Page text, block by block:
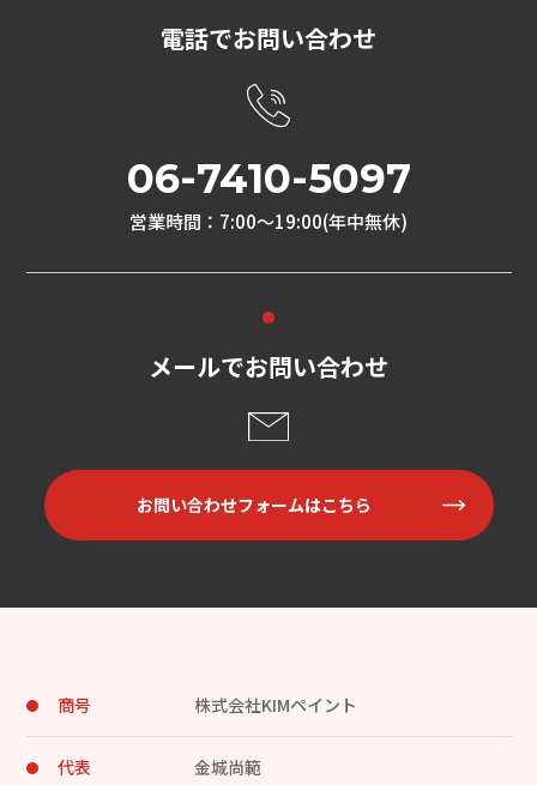
電話でお問い合わせ
06-7410-5097
営業時間：7:00～19:00(年中無休)
メールでお問い合わせ
お問い合わせフォームはこちら
商号 株式会社KIMペイント
代表 金城尚範